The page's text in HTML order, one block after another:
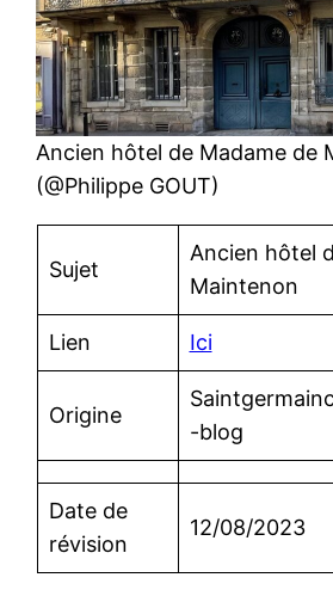
Ancien hôtel de Madame de
(@Philippe GOUT)
Sujet
Ancien hôtel
Maintenon
Lien Ici
Origine
-blog
Date de
révision
12/08/2023